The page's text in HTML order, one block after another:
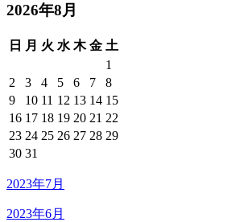
2026年8月
日 月 火 水 木 金 土
1
2
3 4 5 6 7
8
9
10 11 12 13 14 15
16 17 18 19 20 21 22
23 24 25 26 27 28 29
30 31
2023年7月
2023年6月